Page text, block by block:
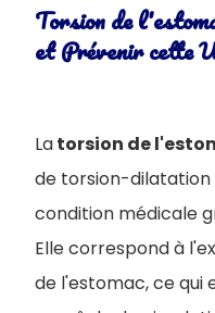
Torsion de
et Prévenir cette
Latorsion de
de torsion-
condition médicale
Elle correspond à
de l'estomac, ce qui